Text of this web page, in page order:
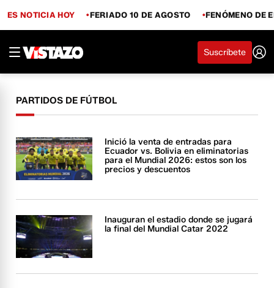
ES NOTICIA HOY FERIADO 10 DE AGOSTO FENÓMENO DE
Suscríbete
PARTIDOS DE FÚTBOL
Inició la venta de entradas para
Ecuador vs. Bolivia en eliminatorias
para el Mundial 2026: estos son los
precios y descuentos
Inauguran el estadio donde se jugará
la final del Mundial Catar 2022